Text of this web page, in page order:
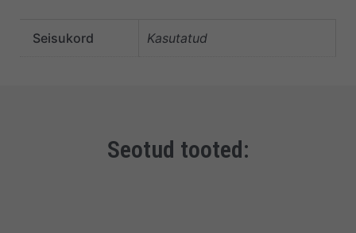
Seisukord Kasutatud
Seotud tooted: